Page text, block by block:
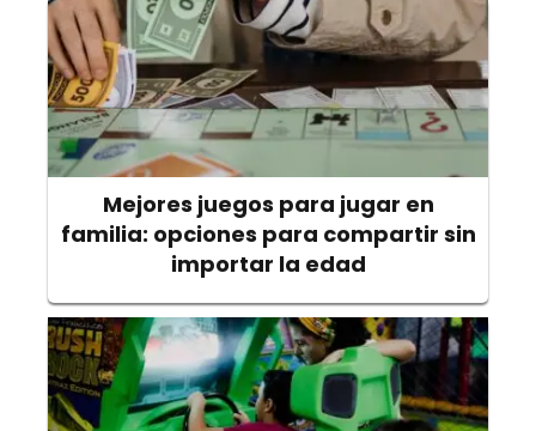
Mejores juegos para jugar en
familia: opciones para compartir sin
importar la edad